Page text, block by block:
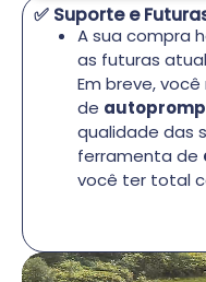
✅ Suporte e
A sua compra
as futuras
Em breve,
de
qualidade das
ferramenta de
você ter total